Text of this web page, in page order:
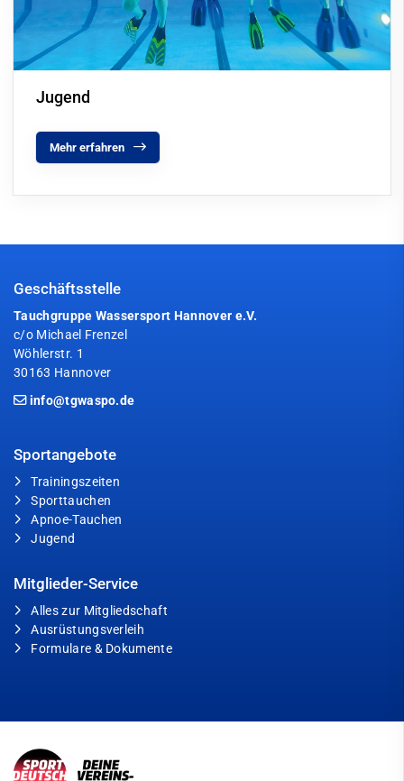
Jugend
Mehr erfahren
Geschäftsstelle
Tauchgruppe Wassersport Hannover e.V.
c/o Michael Frenzel
Wöhlerstr. 1
30163 Hannover
info@tgwaspo.de
Sportangebote
Trainingszeiten
Sporttauchen
Apnoe-Tauchen
Jugend
Mitglieder-Service
Alles zur Mitgliedschaft
Ausrüstungsverleih
Formulare & Dokumente